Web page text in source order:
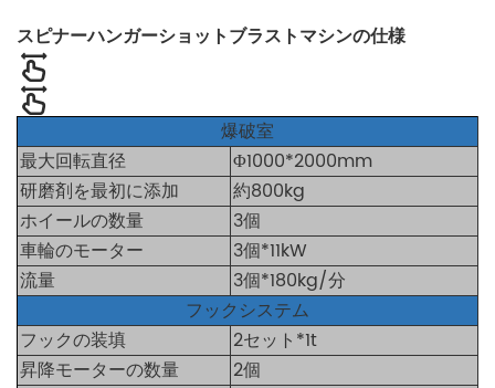
スピナーハンガーショットブラストマシンの仕様
爆破室
最大回転直径
Φ1000*2000mm
研磨剤を最初に添加
約800kg
ホイールの数量
3個
車輪のモーター
3個*11kW
流量
3個*180kg/分
フックシステム
フックの装填
2セット*1t
昇降モーターの数量
2個